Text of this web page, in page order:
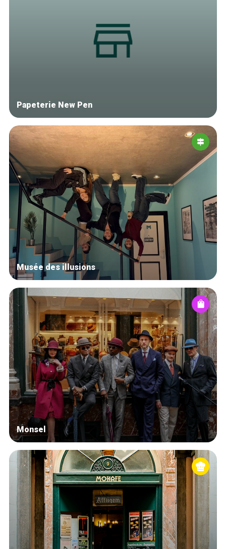
Papeterie New Pen
Musée des illusions
Monsel